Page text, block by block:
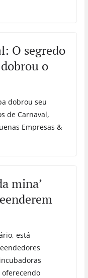
O segredo
o
dobrou seu
de Carnaval,
Empresas &
mina’
está